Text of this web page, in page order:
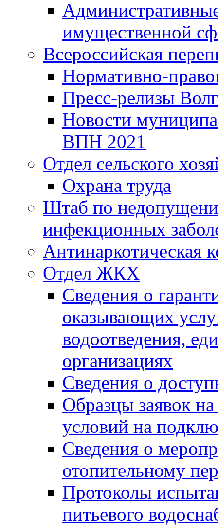
имущественной
Всероссийская
Нормативно-
Пресс-релизы
Новости
ВПН 2021
Отдел сельского
Охрана труда
Штаб по
инфекционных
Антинаркотическая
Отдел ЖКХ
Сведения о
оказывающих
водоотведения,
организациях
Сведения о
Образцы заявок
условий на
Сведения о
отопительному
Протоколы
питьевого